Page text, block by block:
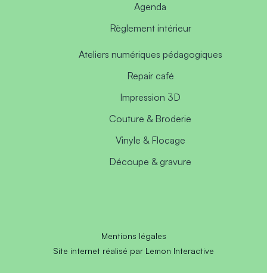
Agenda
Règlement intérieur
Ateliers numériques pédagogiques
Repair café
Impression 3D
Couture & Broderie
Vinyle & Flocage
Découpe & gravure
Mentions légales
Site internet réalisé par Lemon Interactive